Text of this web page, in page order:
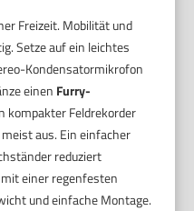
Freizeit. Mobilität und
Setze auf ein leichtes
Kondensatormikrofon
einen Furry-
kompakter Feldrekorder
aus. Ein einfacher
reduziert
einer regenfesten
und einfache Montage.